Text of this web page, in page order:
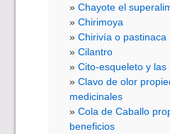
Chayote el
Chirimoya
Chirivía o pastinaca
Cilantro
Cito-esqueleto y las
Clavo de olor
medicinales
Cola de Caballo
beneficios